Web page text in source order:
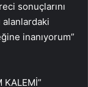
sonuçlarını
inanıyorum”
KALEMİ”